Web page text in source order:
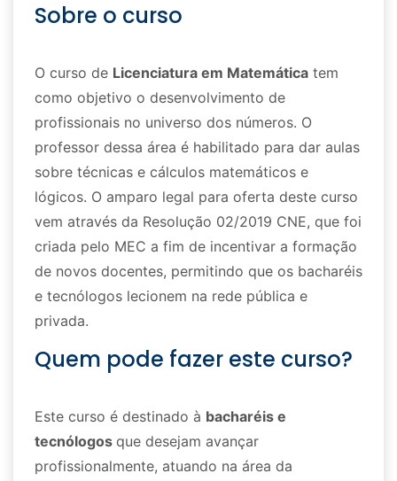
Sobre o curso
O curso de Licenciatura em Matemática tem
como objetivo o desenvolvimento de
profissionais no universo dos números. O
professor dessa área é habilitado para dar aulas
sobre técnicas e cálculos matemáticos e
lógicos. O amparo legal para oferta deste curso
vem através da Resolução 02/2019 CNE, que foi
criada pelo MEC a fim de incentivar a formação
de novos docentes, permitindo que os bacharéis
e tecnólogos lecionem na rede pública e
privada.
Quem pode fazer este curso?
Este curso é destinado à bacharéis e
tecnólogos que desejam avançar
profissionalmente, atuando na área da